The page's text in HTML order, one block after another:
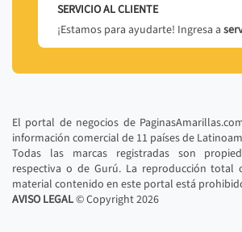
SERVICIO AL CLIENTE
¡Estamos para ayudarte! Ingresa a
El portal de negocios de
información comercial de 11 países de
Todas las marcas registradas son
respectiva o de Gurú. La reproducción total
material contenido en este portal está
AVISO LEGAL© Copyright2026